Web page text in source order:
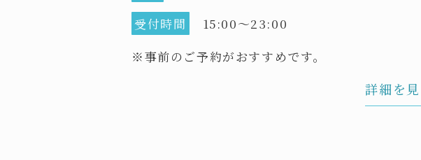
受付時間
15:00～23:00
※事前のご予約がおすすめです。
詳細を見